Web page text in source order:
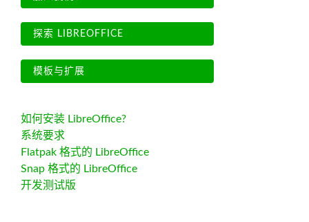
探索 LIBREOFFICE
模板与扩展
如何安装 LibreOffice?
系统要求
Flatpak 格式的 LibreOffice
Snap 格式的 LibreOffice
开发测试版